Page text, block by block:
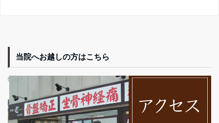
当院へお越しの方はこちら